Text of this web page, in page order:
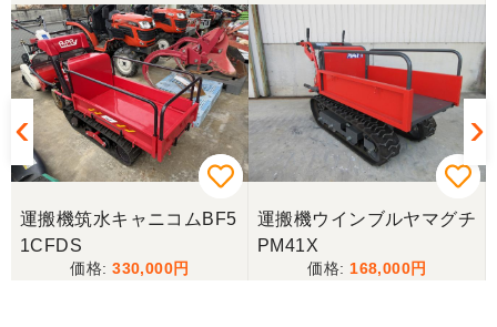
山口県／
この度はありがとうございました 初めて利用させて
いただきましたがとても親切にして頂きました
この度はありがとうございました。また機会があれ
ばよろしくお願いします。
運搬機筑水キャニコムBF5
1CFDS
330,000
運搬機ウインブルヤマグチ
PM41X
168,000